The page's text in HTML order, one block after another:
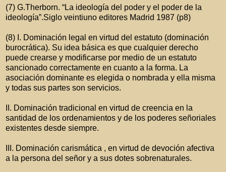
(7) G.Therborn. “La ideología del poder y el poder de la
ideología”.Siglo veintiuno editores Madrid 1987 (p8)
(8) I. Dominación legal en virtud del estatuto (dominación
burocrática). Su idea básica es que cualquier derecho
puede crearse y modificarse por medio de un estatuto
sancionado correctamente en cuanto a la forma. La
asociación dominante es elegida o nombrada y ella misma
y todas sus partes son servicios.
II. Dominación tradicional en virtud de creencia en la
santidad de los ordenamientos y de los poderes señoriales
existentes desde siempre.
III. Dominación carismática , en virtud de devoción afectiva
a la persona del señor y a sus dotes sobrenaturales.